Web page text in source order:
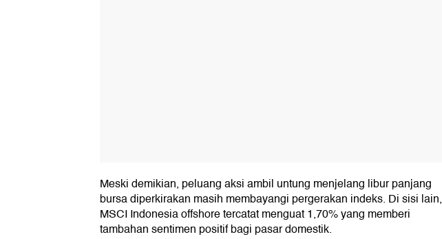
Meski demikian, peluang aksi ambil untung menjelang libur panjang
bursa diperkirakan masih membayangi pergerakan indeks. Di sisi lain,
MSCI Indonesia offshore tercatat menguat 1,70% yang memberi
tambahan sentimen positif bagi pasar domestik.